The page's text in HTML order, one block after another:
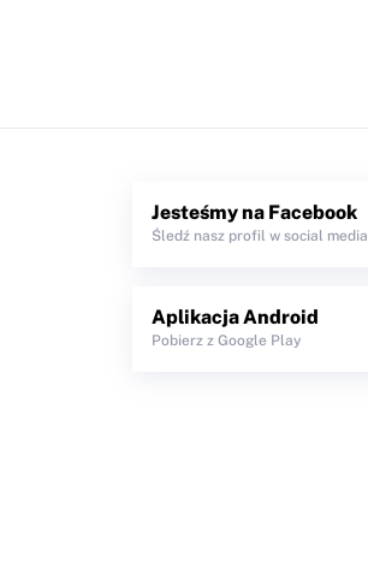
Jesteśmy na Facebook
Śledź nasz profil w social media
Aplikacja Android
Pobierz z Google Play